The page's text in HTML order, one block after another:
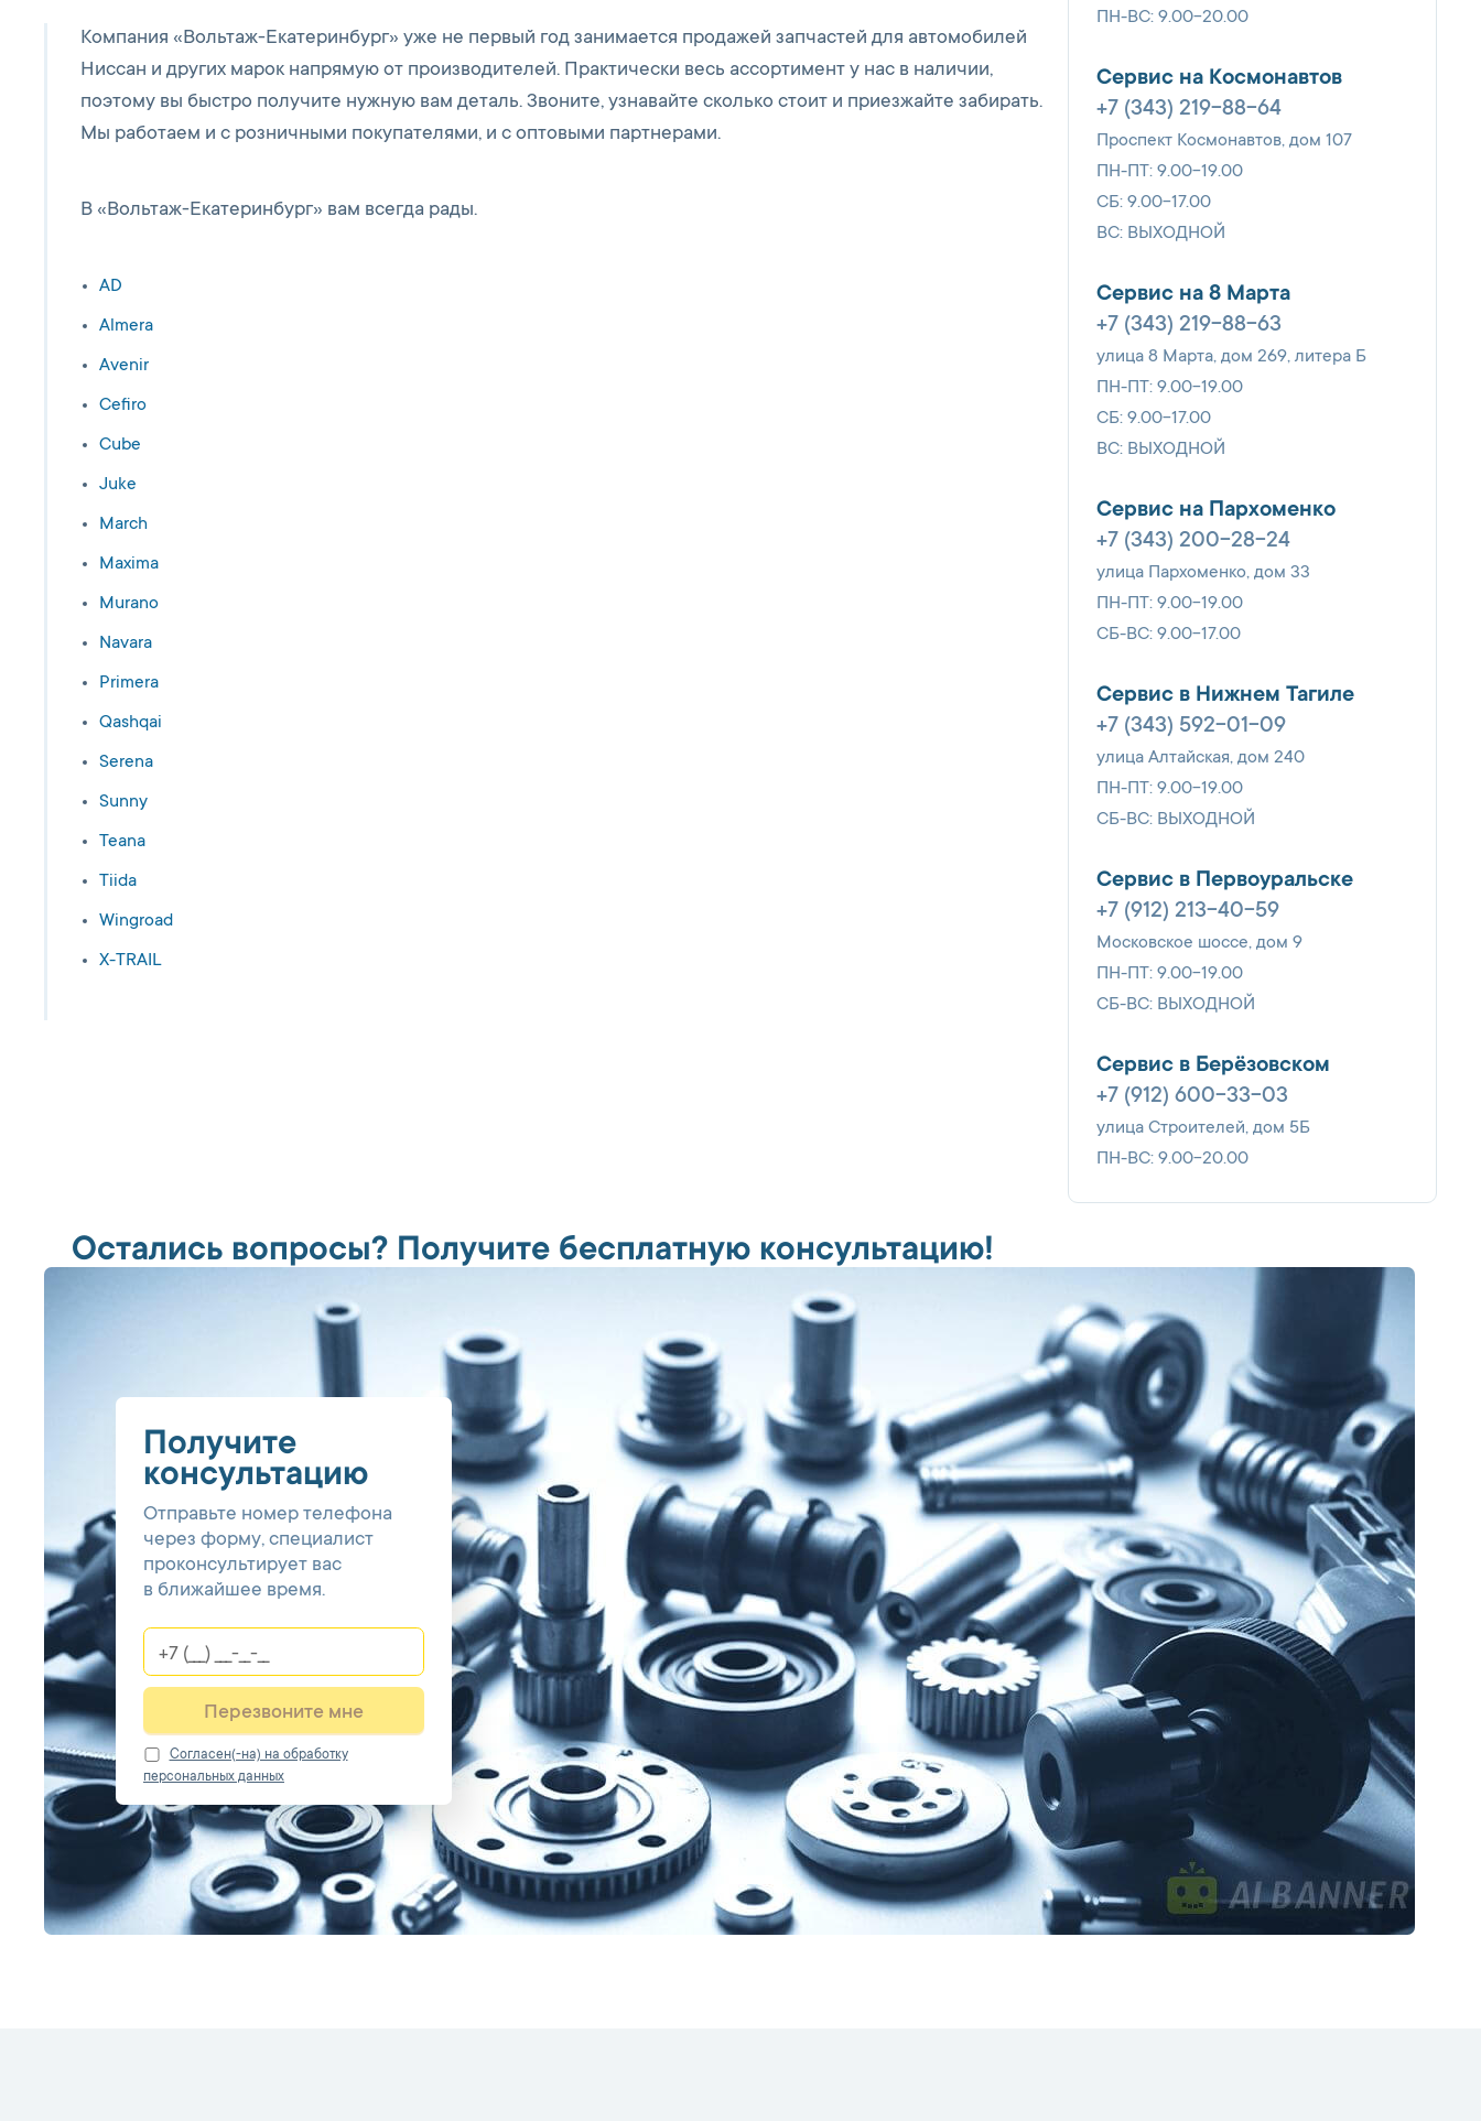
Компания «Вольтаж-Екатеринбург» уже не первый год занимается продажей запчастей для автомобилей
Ниссан и других марок напрямую от производителей. Практически весь ассортимент у нас в наличии,
поэтому вы быстро получите нужную вам деталь. Звоните, узнавайте сколько стоит и приезжайте забирать.
Мы работаем и с розничными покупателями, и с оптовыми партнерами.
В «Вольтаж-Екатеринбург» вам всегда рады.
AD
Almera
Avenir
Cefiro
Cube
Juke
March
Maxima
Murano
Navara
Primera
Qashqai
Serena
Sunny
Teana
Tiida
Wingroad
X-TRAIL
ПН-ВС: 9.00-20.00
Сервис на Космонавтов
+7 (343) 219-88-64
Проспект Космонавтов, дом 107
ПН-ПТ: 9.00-19.00
СБ: 9.00-17.00
ВС: ВЫХОДНОЙ
Сервис на 8 Марта
+7 (343) 219-88-63
улица 8 Марта, дом 269, литера Б
ПН-ПТ: 9.00-19.00
СБ: 9.00-17.00
ВС: ВЫХОДНОЙ
Сервис на Пархоменко
+7 (343) 200-28-24
улица Пархоменко, дом 33
ПН-ПТ: 9.00-19.00
СБ-ВС: 9.00-17.00
Сервис в Нижнем Тагиле
+7 (343) 592-01-09
улица Алтайская, дом 240
ПН-ПТ: 9.00-19.00
СБ-ВС: ВЫХОДНОЙ
Сервис в Первоуральске
+7 (912) 213-40-59
Московское шоссе, дом 9
ПН-ПТ: 9.00-19.00
СБ-ВС: ВЫХОДНОЙ
Сервис в Берёзовском
+7 (912) 600-33-03
улица Строителей, дом 5Б
ПН-ВС: 9.00-20.00
Остались вопросы? Получите бесплатную консультацию!
Получите
консультацию
Отправьте номер телефона
через форму, специалист
проконсультирует вас
в ближайшее время.
Перезвоните мне
Cогласен(-на) на обработку
персональных данных